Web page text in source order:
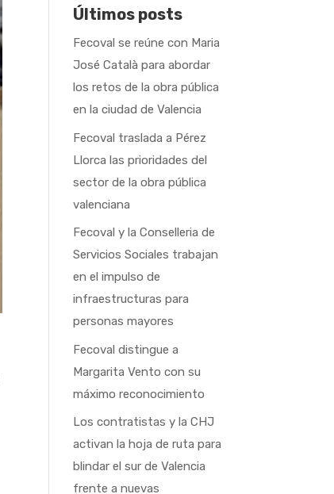
Últimos posts
Fecoval se reúne con Maria
José Català para abordar
los retos de la obra pública
en la ciudad de Valencia
Fecoval traslada a Pérez
Llorca las prioridades del
sector de la obra pública
valenciana
Fecoval y la Conselleria de
Servicios Sociales trabajan
en el impulso de
infraestructuras para
personas mayores
Fecoval distingue a
Margarita Vento con su
máximo reconocimiento
Los contratistas y la CHJ
activan la hoja de ruta para
blindar el sur de Valencia
frente a nuevas